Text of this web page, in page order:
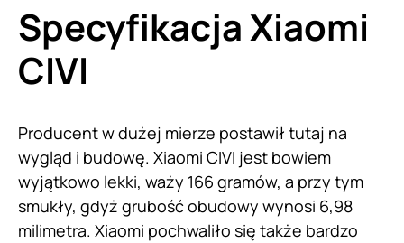
Specyfikacja Xiaomi
CIVI
Producent w dużej mierze postawił tutaj na
wygląd i budowę. Xiaomi CIVI jest bowiem
wyjątkowo lekki, waży 166 gramów, a przy tym
smukły, gdyż grubość obudowy wynosi 6,98
milimetra. Xiaomi pochwaliło się także bardzo